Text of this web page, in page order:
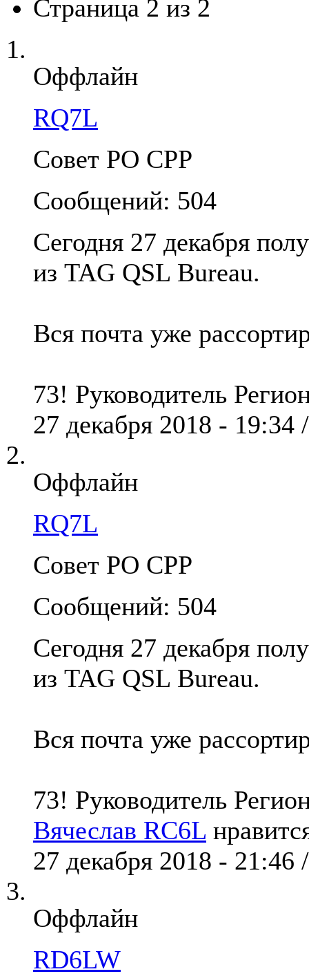
Страница 2 из 2
Оффлайн
RQ7L
Совет РО СРР
Сообщений: 504
Сегодня 27 декабря
из TAG QSL Bureau.
Вся почта уже
73! Руководитель
27 декабря 2018 - 19:34
Оффлайн
RQ7L
Совет РО СРР
Сообщений: 504
Cегодня 27 декабря
из TAG QSL Bureau.
Вся почта уже
73! Руководитель
Вячеслав RC6L
27 декабря 2018 - 21:46
Оффлайн
RD6LW